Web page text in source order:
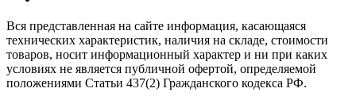
Вся представленная на сайте информация, касающаяся
технических характеристик, наличия на складе, стоимости
товаров, носит информационный характер и ни при каких
условиях не является публичной офертой, определяемой
положениями Статьи 437(2) Гражданского кодекса РФ.